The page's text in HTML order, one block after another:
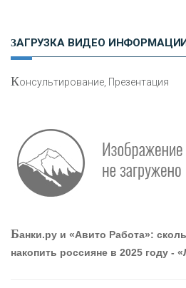
Работа мечты. Что банки
привлечь и удержать
ЗАГРУЗКА ВИДЕО
Консультирование, Презентация
Банки.ру и «Авито Работа»:
накопить россияне в 2025 году -